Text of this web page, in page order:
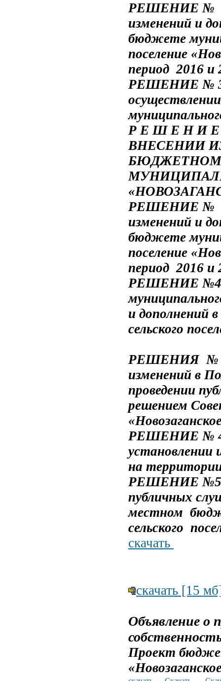
РЕШЕНИЕ №
изменений и
бюджете
поселение «
период 2016 и
РЕШЕНИЕ № 38
Р Е Ш Е Н И
ВНЕСЕНИИ
БЮДЖЕТНОМ
РЕШЕНИЕ №
изменений и
бюджете
поселение «
период 2016 и
РЕШЕНИЕ №47
и дополнений
сельского
РЕШЕНИЯ № 48
изменений в
проведении
решением
РЕШЕНИЕ №
установлении
на
РЕШЕНИЕ №50
публичных
местном
сельского
скачать
скачать [15
Объявление о
Проект